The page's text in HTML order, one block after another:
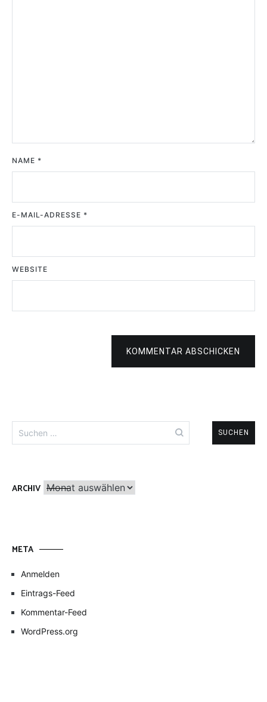
NAME *
E-MAIL-ADRESSE *
WEBSITE
KOMMENTAR ABSCHICKEN
nach:
ARCHIV Archiv
META
Anmelden
Eintrags-Feed
Kommentar-Feed
WordPress.org